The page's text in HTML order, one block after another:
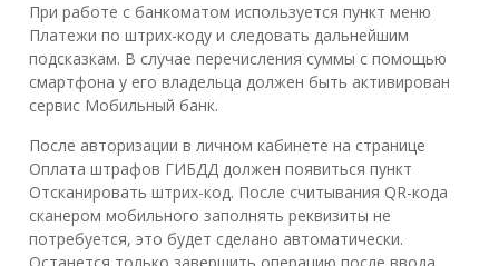
При работе с банкоматом используется пункт меню
Платежи по штрих-коду и следовать дальнейшим
подсказкам. В случае перечисления суммы с помощью
смартфона у его владельца должен быть активирован
сервис Мобильный банк.
После авторизации в личном кабинете на странице
Оплата штрафов ГИБДД должен появиться пункт
Отсканировать штрих-код. После считывания QR-кода
сканером мобильного заполнять реквизиты не
потребуется, это будет сделано автоматически.